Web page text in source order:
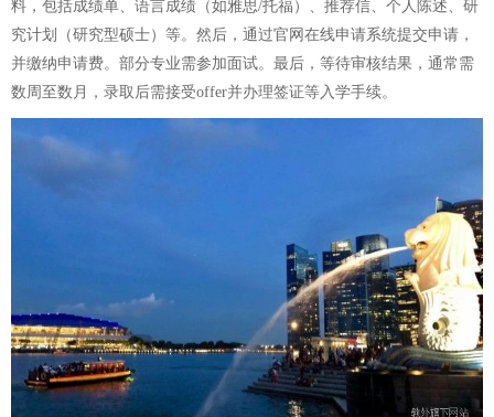
料，包括成绩单、语言成绩（如雅思/托福）、推荐信、个人陈述、研
究计划（研究型硕士）等。然后，通过官网在线申请系统提交申请，
并缴纳申请费。部分专业需参加面试。最后，等待审核结果，通常需
数周至数月，录取后需接受offer并办理签证等入学手续。